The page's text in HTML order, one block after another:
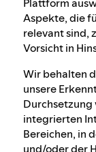
Aspekte, die
relevant sind,
Vorsicht in
Wir behalten
unsere
Durchsetzung
integrierten
Bereichen, in
und/oder der